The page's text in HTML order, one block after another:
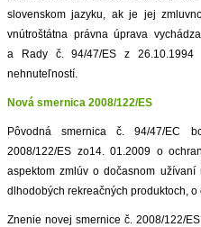
slovenskom jazyku, ak je jej
vnútroštátna právna úprava
a Rady č. 94/47/ES z
nehnuteľností.
Nová smernica 2008/122/ES
Pôvodná smernica č. 94/47/EC
2008/122/ES zo14. 01.2009 o
aspektom zmlúv o dočasnom
dlhodobých rekreačných produktoch,
Znenie novej smernice č. 2008/122/